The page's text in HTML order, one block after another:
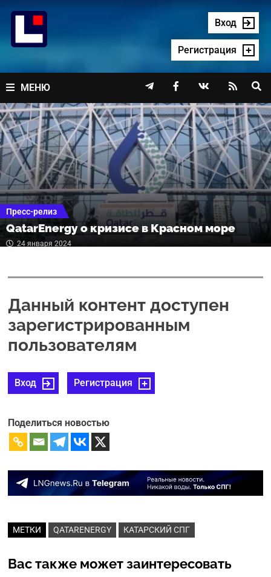
содержимому
Вход
Регистрация
МЕНЮ    
Пресс-релиз
QatarEnergy о кризисе в Красном море
24 января 2024
Данный контент доступен
зарегистрированным
пользователям
Вход Регистрация
Поделиться новостью
МЕТКИ QATARENERGY КАТАРСКИЙ СПГ
Вас также может заинтересовать